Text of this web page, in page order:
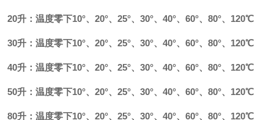
20升： 温度零下10°、20°、25°、30°、40°、60°、80°、120℃
30升： 温度零下10°、20°、25°、30°、40°、60°、80°、120℃
40升： 温度零下10°、20°、25°、30°、40°、60°、80°、120℃
50升： 温度零下10°、20°、25°、30°、40°、60°、80°、120℃
80升： 温度零下10°、20°、25°、30°、40°、60°、80°、120℃